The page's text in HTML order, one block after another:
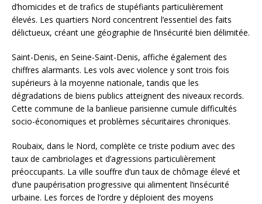
d’homicides et de trafics de stupéfiants particulièrement
élevés. Les quartiers Nord concentrent l’essentiel des faits
délictueux, créant une géographie de l’insécurité bien délimitée.
Saint-Denis, en Seine-Saint-Denis, affiche également des
chiffres alarmants. Les vols avec violence y sont trois fois
supérieurs à la moyenne nationale, tandis que les
dégradations de biens publics atteignent des niveaux records.
Cette commune de la banlieue parisienne cumule difficultés
socio-économiques et problèmes sécuritaires chroniques.
Roubaix, dans le Nord, complète ce triste podium avec des
taux de cambriolages et d’agressions particulièrement
préoccupants. La ville souffre d’un taux de chômage élevé et
d’une paupérisation progressive qui alimentent l’insécurité
urbaine. Les forces de l’ordre y déploient des moyens